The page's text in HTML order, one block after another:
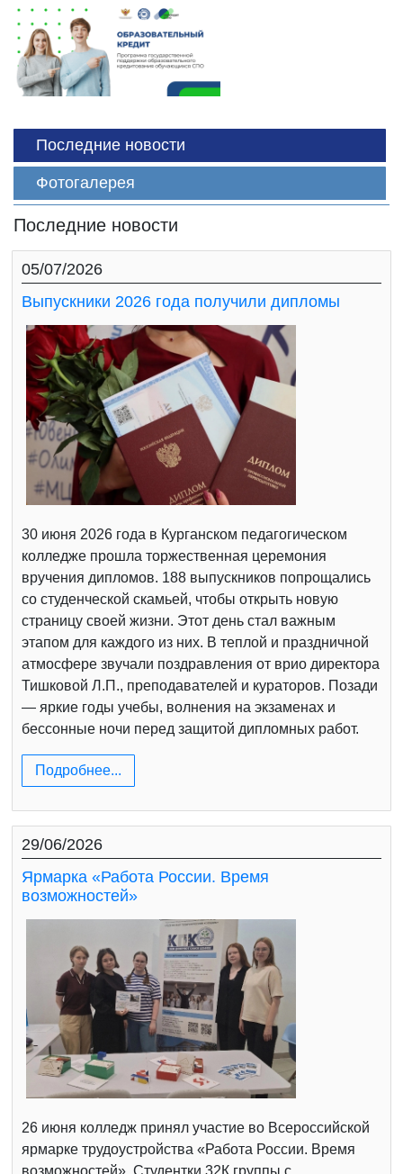
Последние новости
Фотогалерея
Последние новости
05/07/2026
Выпускники 2026 года получили дипломы
30 июня 2026 года в Курганском педагогическом
колледже прошла торжественная церемония
вручения дипломов. 188 выпускников попрощались
со студенческой скамьей, чтобы открыть новую
страницу своей жизни. Этот день стал важным
этапом для каждого из них. В теплой и праздничной
атмосфере звучали поздравления от врио директора
Тишковой Л.П., преподавателей и кураторов. Позади
— яркие годы учебы, волнения на экзаменах и
бессонные ночи перед защитой дипломных работ.
Подробнее...
29/06/2026
Ярмарка «Работа России. Время
возможностей»
26 июня колледж принял участие во Всероссийской
ярмарке трудоустройства «Работа России. Время